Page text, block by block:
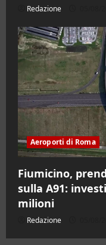
Redazione
Aeroporti di Roma
Fiumicino,
sulla A91:
milioni
Redazione